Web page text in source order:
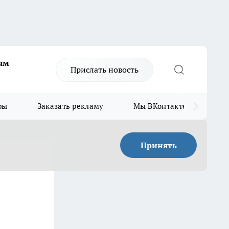
Прислать новость
Заказать рекламу Мы ВКонтакте
Принять